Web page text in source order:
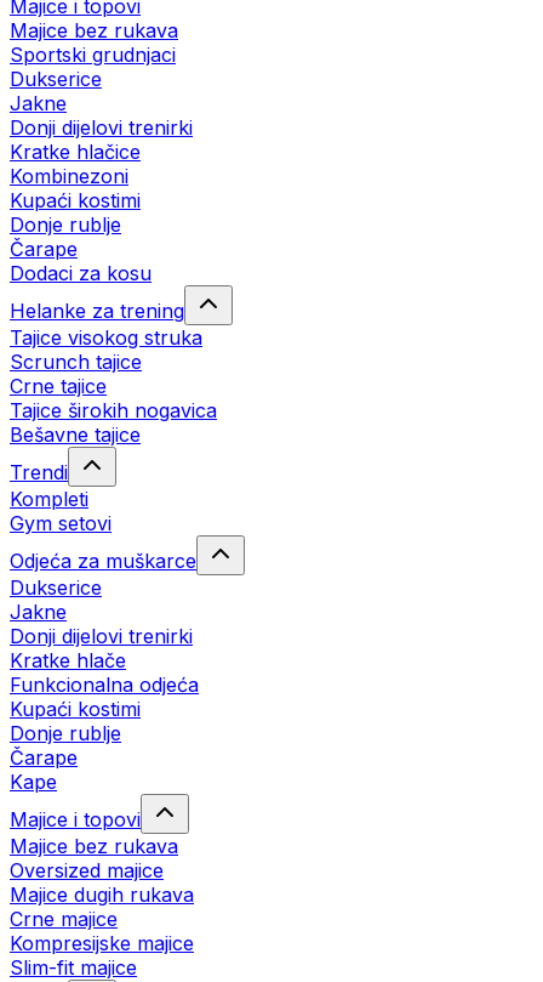
Majice i topovi
Majice bez rukava
Sportski grudnjaci
Dukserice
Jakne
Donji dijelovi trenirki
Kratke hlačice
Kombinezoni
Kupaći kostimi
Donje rublje
Čarape
Dodaci za kosu
Helanke za trening
Tajice visokog struka
Scrunch tajice
Crne tajice
Tajice širokih nogavica
Bešavne tajice
Trendi
Kompleti
Gym setovi
Odjeća za muškarce
Dukserice
Jakne
Donji dijelovi trenirki
Kratke hlače
Funkcionalna odjeća
Kupaći kostimi
Donje rublje
Čarape
Kape
Majice i topovi
Majice bez rukava
Oversized majice
Majice dugih rukava
Crne majice
Kompresijske majice
Slim-fit majice